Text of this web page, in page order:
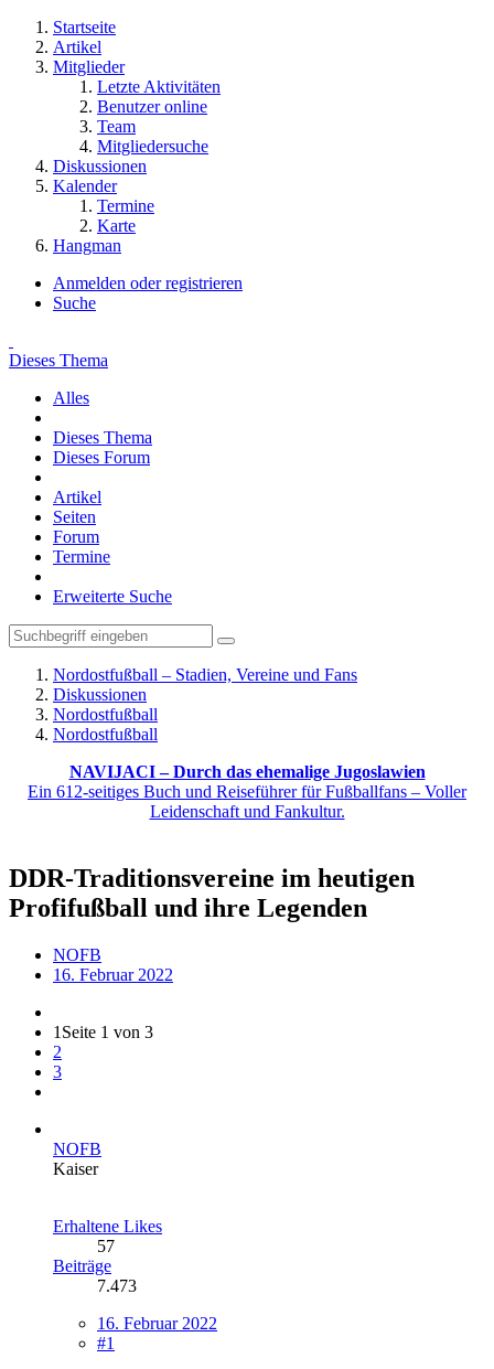
Startseite
Artikel
Mitglieder
Letzte Aktivitäten
Benutzer online
Team
Mitgliedersuche
Diskussionen
Kalender
Termine
Karte
Hangman
Anmelden oder registrieren
Suche
Dieses Thema
Alles
Dieses Thema
Dieses Forum
Artikel
Seiten
Forum
Termine
Erweiterte Suche
Nordostfußball – Stadien, Vereine und Fans
Diskussionen
Nordostfußball
Nordostfußball
NAVIJACI – Durch das ehemalige Jugoslawien
Ein 612-seitiges Buch und Reiseführer für Fußballfans – Voller
Leidenschaft und Fankultur.
DDR-Traditionsvereine im heutigen
Profifußball und ihre Legenden
NOFB
16. Februar 2022
1 Seite 1 von 3
2
3
NOFB
Kaiser
Erhaltene Likes
57
Beiträge
7.473
16. Februar 2022
#1